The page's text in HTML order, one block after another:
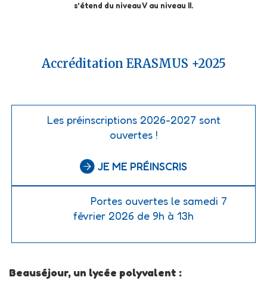
s’étend du niveau V au niveau II.
Accréditation ERASMUS +2025
Les préinscriptions 2026-2027 sont
ouvertes !
JE ME PRÉINSCRIS
Portes ouvertes le samedi 7
février 2026 de 9h à 13h
Beauséjour, un lycée polyvalent :